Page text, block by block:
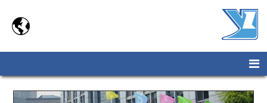
